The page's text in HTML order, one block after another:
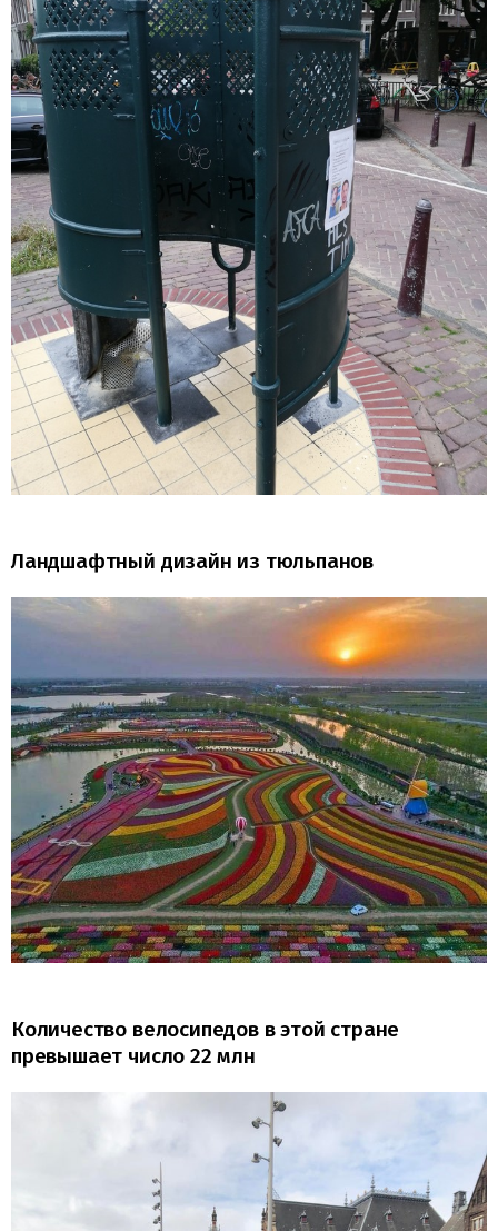
Ландшафтный дизайн из тюльпанов
Количество велосипедов в этой стране
превышает число 22 млн